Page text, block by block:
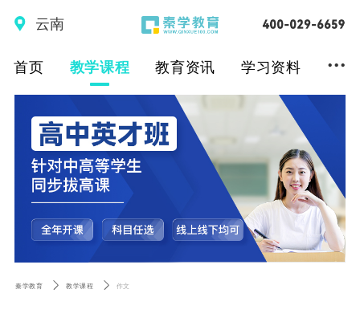
云南
首页 教学课程 教育资讯 学习资料 ...
秦学教育 教学课程 作文